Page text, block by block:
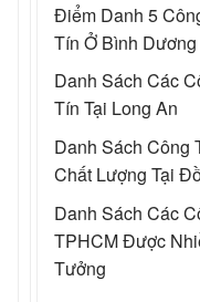
Điểm Danh 5
Tín Ở Bình Dương
Danh Sách Các
Tín Tại Long An
Danh Sách Công
Chất Lượng Tại
Danh Sách Các
TPHCMĐược
Tưởng